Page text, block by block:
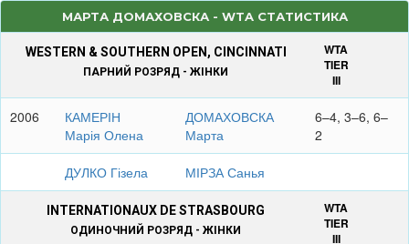
МАРТА ДОМАХОВСКА - WTA СТАТИСТИКА
WESTERN & SOUTHERN OPEN, CINCINNATI
ПАРНИЙ РОЗРЯД - ЖІНКИ
WTA
TIER
III
2006
КАМЕРІН
Марія Олена
ДОМАХОВСКА
Марта
6–4, 3–6, 6–
2
ДУЛКО Гізела МІРЗА Санья
INTERNATIONAUX DE STRASBOURG
ОДИНОЧНИЙ РОЗРЯД - ЖІНКИ
WTA
TIER
III